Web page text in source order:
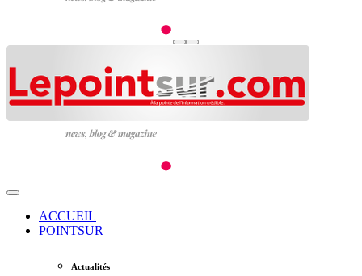
ACCUEIL
POINTSUR
Actualités